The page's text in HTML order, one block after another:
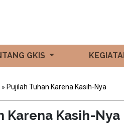
GKIS
» Pujilah Tuhan Karena Kasih-Nya
Karena Kasih-Nya